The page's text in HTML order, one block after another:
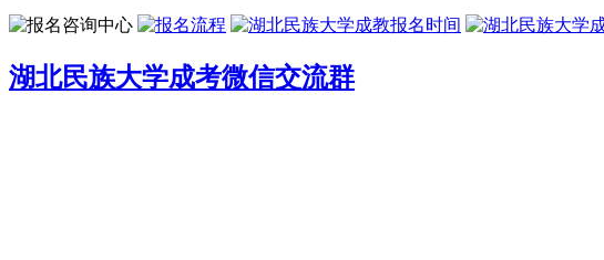
湖北民族大学成考微信交流群